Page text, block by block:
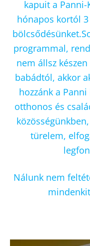
kapuit a
hónapos kortól
programmal,
nem állsz
babádtól, akkor
hozzánk a
otthonos és
türelem,
Nálunk nem